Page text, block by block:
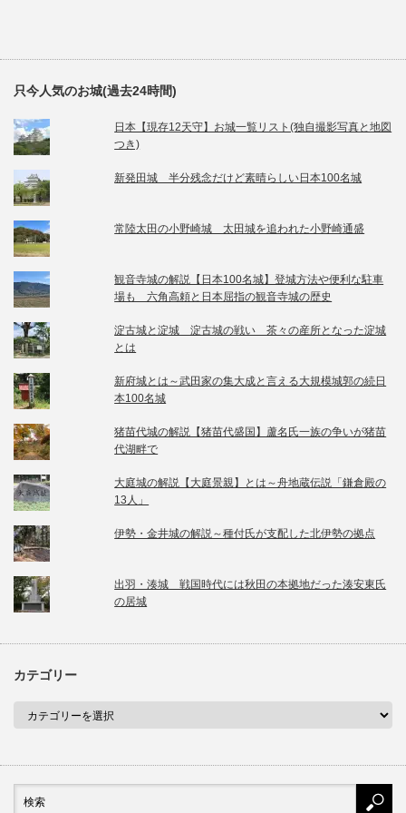
只今人気のお城(過去24時間)
日本【現存12天守】お城一覧リスト(独自撮影写真と地図
つき)
新発田城 半分残念だけど素晴らしい日本100名城
常陸太田の小野崎城 太田城を追われた小野崎通盛
観音寺城の解説【日本100名城】登城方法や便利な駐車
場も 六角高頼と日本屈指の観音寺城の歴史
淀古城と淀城 淀古城の戦い 茶々の産所となった淀城
とは
新府城とは～武田家の集大成と言える大規模城郭の続日
本100名城
猪苗代城の解説【猪苗代盛国】蘆名氏一族の争いが猪苗
代湖畔で
大庭城の解説【大庭景親】とは～舟地蔵伝説「鎌倉殿の
13人」
伊勢・金井城の解説～種付氏が支配した北伊勢の拠点
出羽・湊城 戦国時代には秋田の本拠地だった湊安東氏
の居城
カテゴリー